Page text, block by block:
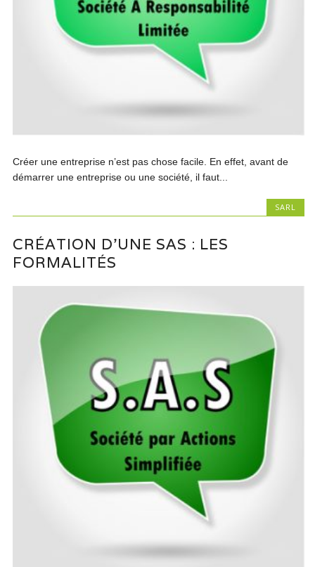
Créer une entreprise n’est pas chose facile. En effet, avant de
démarrer une entreprise ou une société, il faut...
SARL
CRÉATION D’UNE SAS : LES
FORMALITÉS